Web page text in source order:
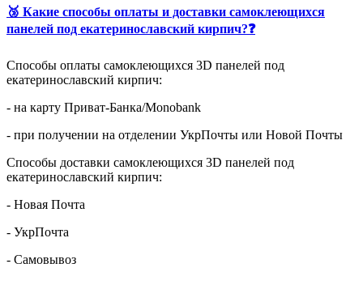
🥉 Какие способы оплаты и доставки самоклеющихся
панелей под екатеринославский кирпич?❓
Способы оплаты самоклеющихся 3D панелей под
екатеринославский кирпич:
- на карту Приват-Банка/Monobank
- при получении на отделении УкрПочты или Новой Почты
Способы доставки самоклеющихся 3D панелей под
екатеринославский кирпич:
- Новая Почта
- УкрПочта
- Самовывоз